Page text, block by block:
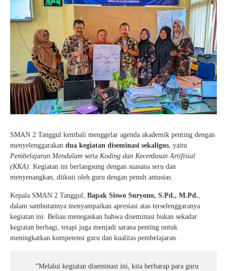
SMAN 2 Tanggul kembali menggelar agenda akademik penting dengan
menyelenggarakan dua kegiatan diseminasi sekaligus, yaitu
Pembelajaran Mendalam serta Koding dan Kecerdasan Artifisial
(KKA). Kegiatan ini berlangsung dengan suasana seru dan
menyenangkan, diikuti oleh guru dengan penuh antusias.
Kepala SMAN 2 Tanggul, Bapak Siswo Suryono, S.Pd., M.Pd.,
dalam sambutannya menyampaikan apresiasi atas terselenggaranya
kegiatan ini. Beliau menegaskan bahwa diseminasi bukan sekadar
kegiatan berbagi, tetapi juga menjadi sarana penting untuk
meningkatkan kompetensi guru dan kualitas pembelajaran.
“Melalui kegiatan diseminasi ini, kita berharap para guru